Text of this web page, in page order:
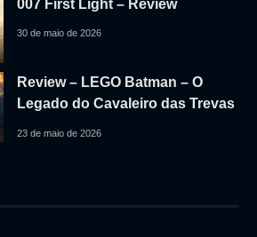
007 First Light – Review
30 de maio de 2026
Review – LEGO Batman – O
Legado do Cavaleiro das Trevas
23 de maio de 2026